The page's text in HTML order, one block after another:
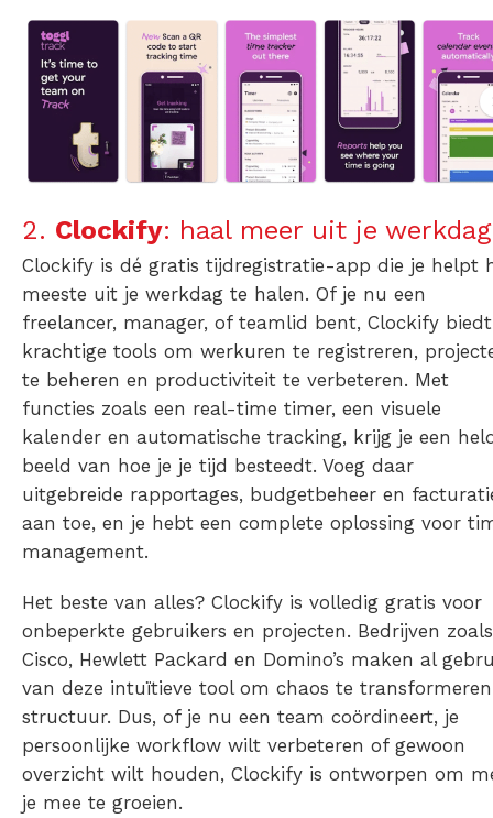
2. Clockify: haal meer uit je werkdag
Clockify is dé gratis tijdregistratie-app die je helpt
meeste uit je werkdag te halen. Of je nu een
freelancer, manager, of teamlid bent, Clockify biedt
krachtige tools om werkuren te registreren,
te beheren en productiviteit te verbeteren. Met
functies zoals een real-time timer, een visuele
kalender en automatische tracking, krijg je een
beeld van hoe je je tijd besteedt. Voeg daar
uitgebreide rapportages, budgetbeheer en
aan toe, en je hebt een complete oplossing voor
management.
Het beste van alles? Clockify is volledig gratis voor
onbeperkte gebruikers en projecten. Bedrijven zoals
Cisco, Hewlett Packard en Domino’s maken al
van deze intuïtieve tool om chaos te
structuur. Dus, of je nu een team coördineert, je
persoonlijke workflow wilt verbeteren of gewoon
overzicht wilt houden, Clockify is ontworpen om
je mee te groeien.